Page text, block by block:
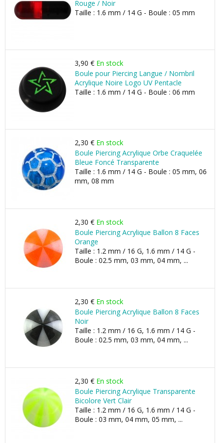
Rouge / Noir
Taille : 1.6 mm / 14 G - Boule : 05 mm
3,90 € En stock
Boule pour Piercing Langue / Nombril
Acrylique Noire Logo UV Pentacle
Taille : 1.6 mm / 14 G - Boule : 06 mm
2,30 € En stock
Boule Piercing Acrylique Orbe Craquelée
Bleue Foncé Transparente
Taille : 1.6 mm / 14 G - Boule : 05 mm, 06
mm, 08 mm
2,30 € En stock
Boule Piercing Acrylique Ballon 8 Faces
Orange
Taille : 1.2 mm / 16 G, 1.6 mm / 14 G -
Boule : 02.5 mm, 03 mm, 04 mm, ...
2,30 € En stock
Boule Piercing Acrylique Ballon 8 Faces
Noir
Taille : 1.2 mm / 16 G, 1.6 mm / 14 G -
Boule : 02.5 mm, 03 mm, 04 mm, ...
2,30 € En stock
Boule Piercing Acrylique Transparente
Bicolore Vert Clair
Taille : 1.2 mm / 16 G, 1.6 mm / 14 G -
Boule : 03 mm, 04 mm, 05 mm, ...